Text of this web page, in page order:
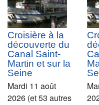
Croisière à la
découverte du
Canal Saint-
Martin et sur la
Seine
Mardi 11 août
2026 (et 53 autres